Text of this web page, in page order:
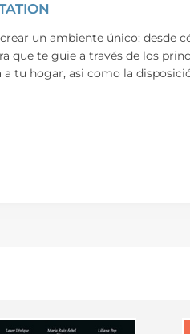
un ambiente único:
que te guie a través de los
tu hogar, asi como la